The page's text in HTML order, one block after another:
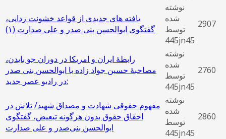
یافته‌ های جدیدی از قواعد خشونت ‌زدایی،
گفتگوی ابوالحسن بنی صدر و علی صدارت (۱)
نوشته
شده
توسط
445jn45
2907
رابطۀ ایران و امریکا در دوران جو بایدن،
مصاحبۀ حسین جواد زاده با ابوالحسن بنی صدر
در رادیو عصر جدید:
نوشته
شده
توسط
445jn45
2760
مفهوم حقوقی شهادت و مصداق شهید/ تلاش در
احقاق حقوق بدون هرگونه تبعیض، گفتگوی
ابوالحسن بنی‌صدر و علی صدارت
نوشته
شده
توسط
445jn45
2860